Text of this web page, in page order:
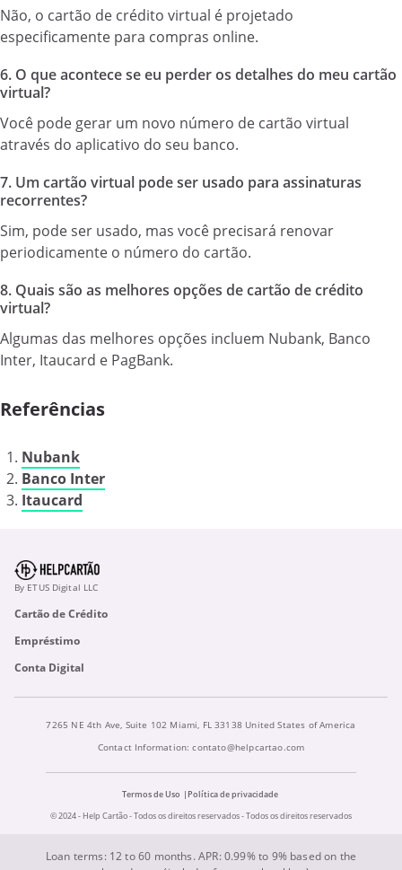
Não, o cartão de crédito virtual é projetado
especificamente para compras online.
6. O que acontece se eu perder os detalhes do meu cartão
virtual?
Você pode gerar um novo número de cartão virtual
através do aplicativo do seu banco.
7. Um cartão virtual pode ser usado para assinaturas
recorrentes?
Sim, pode ser usado, mas você precisará renovar
periodicamente o número do cartão.
8. Quais são as melhores opções de cartão de crédito
virtual?
Algumas das melhores opções incluem Nubank, Banco
Inter, Itaucard e PagBank.
Referências
Nubank
Banco Inter
Itaucard
By ETUS Digital LLC
Cartão de Crédito
Empréstimo
Conta Digital
7265 NE 4th Ave, Suite 102 Miami, FL 33138 United States of America
Contact Information:contato@helpcartao.com
Termos de Uso
Política de privacidade
© 2024 - Help Cartão - Todos os direitos reservados - Todos os direitos reservados
Loan terms: 12 to 60 months. APR: 0.99% to 9% based on the